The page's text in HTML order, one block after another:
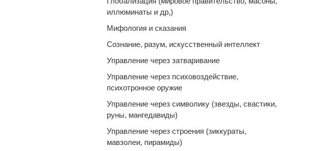
иллюминаты и др,)
Мифология и сказания
Сознание, разум, искусственный интеллект
Управление через затваривание
Управление через психовоздействие,
психотронное оружие
Управление через символику (звезды, свастики,
руны, мангедавиды)
Управление через строения (зиккураты,
мавзолеи, пирамиды)